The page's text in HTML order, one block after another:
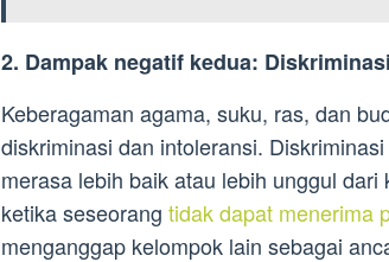
2. Dampak negatif kedua:
Keberagaman agama, suku, ras, dan
diskriminasi dan intoleransi.
merasa lebih baik atau lebih unggul
ketika seseorang tidak dapat menerima
menganggap kelompok lain sebagai